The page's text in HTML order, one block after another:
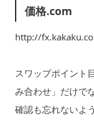
価格.com
http://
スワップポイント
み合わせ」だけで
確認も忘れないよ